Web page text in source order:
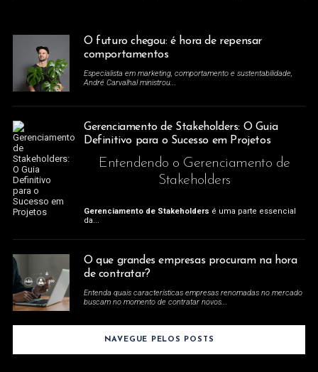
O futuro chegou: é hora de repensar
comportamentos
Especialista em marketing, comportamento e sustentabilidade,
André Carvalhal ministrou...
Gerenciamento de Stakeholders: O Guia
Definitivo para o Sucesso em Projetos
Entendendo o Gerenciamento de
Stakeholders
Gerenciamento de Stakeholders é uma parte essencial
da...
O que grandes empresas procuram na hora
de contratar?
Entenda quais características empresas renomadas no mercado
buscam no momento de contratar novos...
NAVEGUE PELOS POSTS